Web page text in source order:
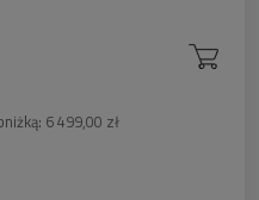
6 499,00 zł